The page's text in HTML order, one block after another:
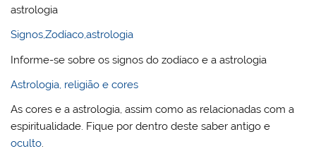
astrologia
Signos,Zodíaco,astrologia
Informe-se sobre os signos do zodíaco e a astrologia
Astrologia, religião e cores
As cores e a astrologia, assim como as relacionadas com a
espiritualidade. Fique por dentro deste saber antigo e
oculto.